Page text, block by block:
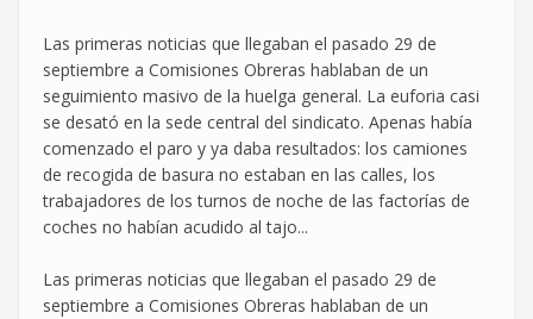
Las primeras noticias que llegaban el pasado 29 de
septiembre a Comisiones Obreras hablaban de un
seguimiento masivo de la huelga general. La euforia casi
se desató en la sede central del sindicato. Apenas había
comenzado el paro y ya daba resultados: los camiones
de recogida de basura no estaban en las calles, los
trabajadores de los turnos de noche de las factorías de
coches no habían acudido al tajo...
Las primeras noticias que llegaban el pasado 29 de
septiembre a Comisiones Obreras hablaban de un